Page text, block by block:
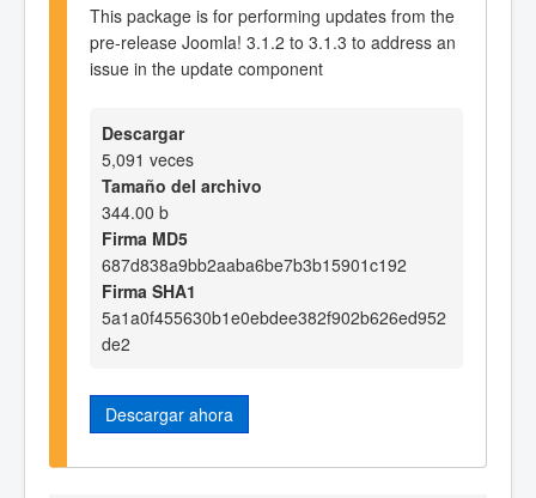
This package is for performing updates from the
pre-release Joomla! 3.1.2 to 3.1.3 to address an
issue in the update component
Descargar
5,091 veces
Tamaño del archivo
344.00 b
Firma MD5
687d838a9bb2aaba6be7b3b15901c192
Firma SHA1
5a1a0f455630b1e0ebdee382f902b626ed952
de2
Descargar ahora